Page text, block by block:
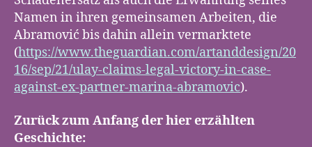
Namen in ihren gemeinsamen Arbeiten, die
Abramović bis dahin allein vermarktete
(https://www.theguardian.com/artanddesign/20
16/sep/21/ulay-claims-legal-victory-in-case-
against-ex-partner-marina-abramovic).
Zurück zum Anfang der hier erzählten
Geschichte: